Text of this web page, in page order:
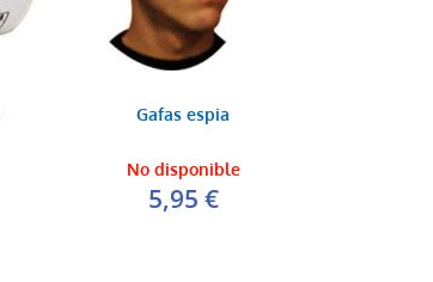
Gafas espia
No disponible
5,95 €